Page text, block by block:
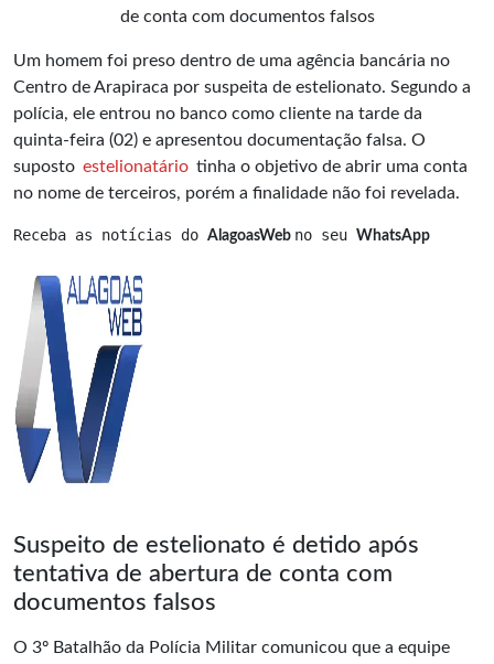
de conta com documentos falsos
Um homem foi preso dentro de uma agência bancária no
Centro de Arapiraca por suspeita de estelionato. Segundo a
polícia, ele entrou no banco como cliente na tarde da
quinta-feira (02) e apresentou documentação falsa. O
suposto estelionatário tinha o objetivo de abrir uma conta
no nome de terceiros, porém a finalidade não foi revelada.
Receba as notícias do AlagoasWeb no seu WhatsApp
Suspeito de estelionato é detido após
tentativa de abertura de conta com
documentos falsos
O 3º Batalhão da Polícia Militar comunicou que a equipe